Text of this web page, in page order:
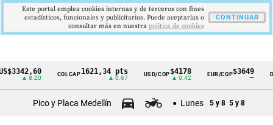
CintilloCOLCAP1621,34 pts USD/COP$4178
▲ 0.42
EUR/COP$3649
Pico y Placa Medellín Lunes 5 y 8 5 y 8
Este portal emplea cookies internas y de terceros con fines
estadísticos, funcionales y publicitarios. Puede aceptarlas o
consultar más en nuestra politica de cookies
CONTINUAR